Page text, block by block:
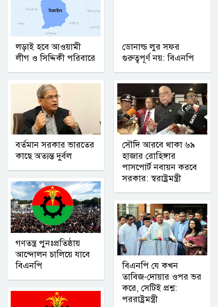
লড়াই হবে আওয়ামী
লীগ ও সিদ্দিকী পরিবারে
বর্তমান সরকার ভারতের
কাছে অত্যন্ত দুর্বল
গণতন্ত্র পুনঃপ্রতিষ্ঠায়
আন্দোলন চালিয়ে যাবে
বিএনপি
ডোনাল্ড লুর সফর
গুরুত্বপূর্ণ নয়: বিএনপি
সৌদি আরবে থাকা ৬৯
হাজার রোহিঙ্গার
পাসপোর্ট নবায়ন করবে
সরকার: স্বরাষ্ট্রমন্ত্রী
বিএনপি যে কখন
তাবিজ-দোয়ার ওপর ভর
করে, সেটিই প্রশ্ন:
পররাষ্ট্রমন্ত্রী